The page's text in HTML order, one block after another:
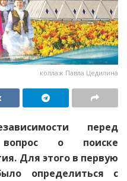
коллаж Павла Цедилина
перед
вопрос о поиске
Для этого в первую
определиться с